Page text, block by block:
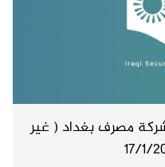
مصرف بغداد ( غير